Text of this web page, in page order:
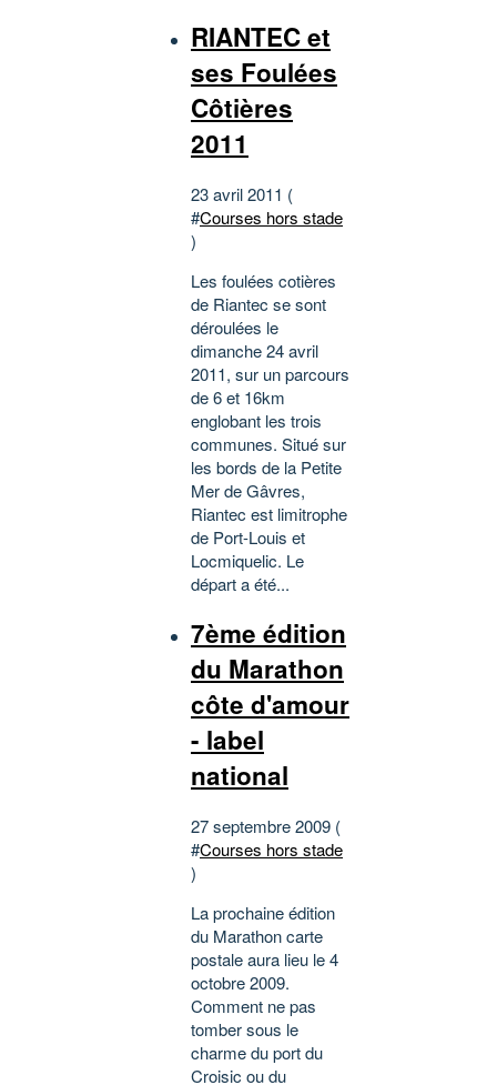
RIANTEC et
ses Foulées
Côtières
2011
23 avril 2011 (
#Courses hors stade
)
Les foulées cotières
de Riantec se sont
déroulées le
dimanche 24 avril
2011, sur un parcours
de 6 et 16km
englobant les trois
communes. Situé sur
les bords de la Petite
Mer de Gâvres,
Riantec est limitrophe
de Port-Louis et
Locmiquelic. Le
départ a été...
7ème édition
du Marathon
côte d'amour
- label
national
27 septembre 2009 (
#Courses hors stade
)
La prochaine édition
du Marathon carte
postale aura lieu le 4
octobre 2009.
Comment ne pas
tomber sous le
charme du port du
Croisic ou du